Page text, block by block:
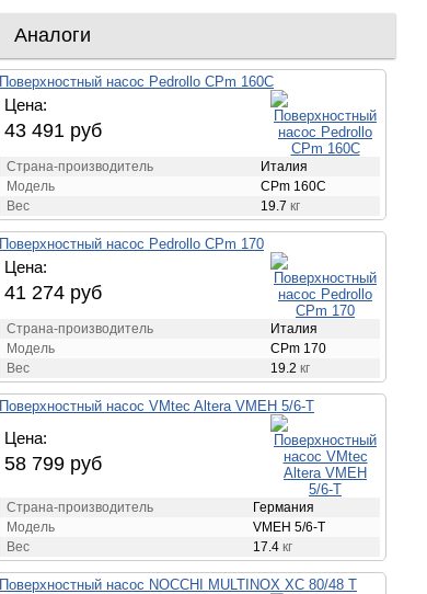
Аналоги
Поверхностный насос Pedrollo CPm 160C
Цена:
43 491 руб
Страна-производитель
Италия
Модель
CPm 160C
Вес
19.7 кг
Поверхностный насос Pedrollo CPm 170
Цена:
41 274 руб
Страна-производитель
Италия
Модель
CPm 170
Вес
19.2 кг
Поверхностный насос VMtec Altera VMEH 5/6-T
Цена:
58 799 руб
Страна-производитель
Германия
Модель
VMEH 5/6-T
Вес
17.4 кг
Поверхностный насос NOCCHI MULTINOX XC 80/48 T